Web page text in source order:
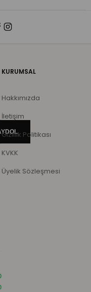
KURUMSAL
Hakkımızda
İletişim
Gizlilik Politikası
KVKK
Üyelik Sözleşmesi